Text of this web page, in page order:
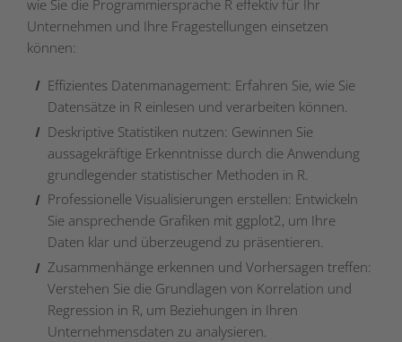
wie Sie die Programmiersprache R effektiv für Ihr
Unternehmen und Ihre Fragestellungen einsetzen
können:
Effizientes Datenmanagement: Erfahren Sie, wie Sie
Datensätze in R einlesen und verarbeiten können.
Deskriptive Statistiken nutzen: Gewinnen Sie
aussagekräftige Erkenntnisse durch die Anwendung
grundlegender statistischer Methoden in R.
Professionelle Visualisierungen erstellen: Entwickeln
Sie ansprechende Grafiken mit ggplot2, um Ihre
Daten klar und überzeugend zu präsentieren.
Zusammenhänge erkennen und Vorhersagen treffen:
Verstehen Sie die Grundlagen von Korrelation und
Regression in R, um Beziehungen in Ihren
Unternehmensdaten zu analysieren.